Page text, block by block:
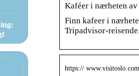
Kaféer i nærheten
Finn kafeer i
Tripadvisor-reisende.
https://